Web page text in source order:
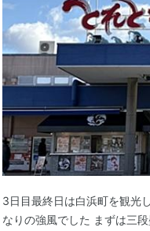
3日目最終日は白浜町を観光
なりの強風でした まずは三